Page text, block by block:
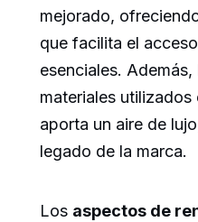
mejorado,
que facilita el
esenciales.
materiales utilizados
aporta un aire de
legado de la marca.
Los aspectos de